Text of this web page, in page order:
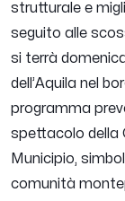
strutturale e
seguito alle
si terrà
dell’Aquila nel
programma
spettacolo della
Municipio,
comunità